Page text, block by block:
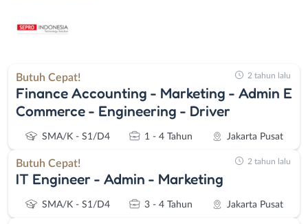
Butuh Cepat!
Finance Accounting - Marketing - Admin E
Commerce - Engineering - Driver
SMA/K - S1/D4 1 - 4 Tahun Jakarta Pusat
2 tahun lalu
Butuh Cepat!
IT Engineer - Admin - Marketing
SMA/K - S1/D4 3 - 4 Tahun Jakarta Pusat
2 tahun lalu